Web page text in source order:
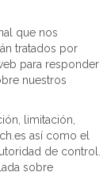
que nos
tratados por
para responder
nuestros
limitación,
así como el
de control.
sobre